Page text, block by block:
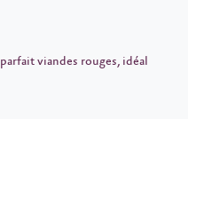
viandes rouges, idéal